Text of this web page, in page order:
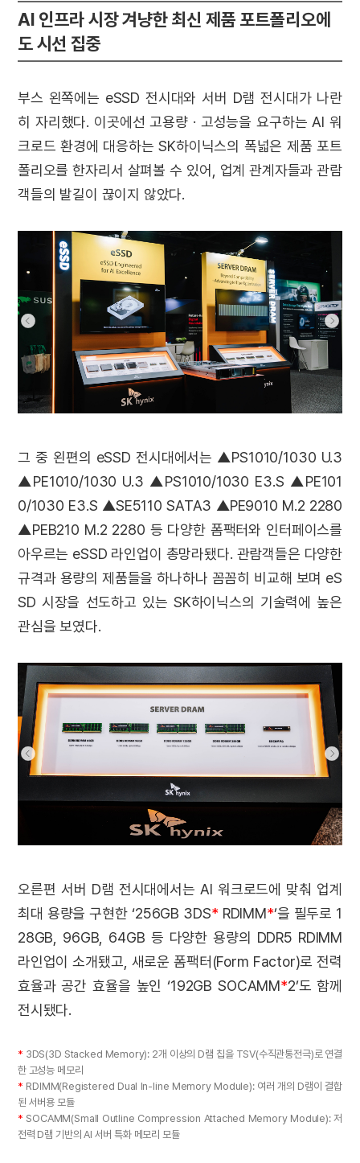
AI 인프라 시장 겨냥한 최신 제품 포트폴리오에
도 시선 집중
부스 왼쪽에는 eSSD 전시대와 서버 D램 전시대가 나란
히 자리했다. 이곳에선 고용량 · 고성능을 요구하는 AI 워
크로드 환경에 대응하는 SK하이닉스의 폭넓은 제품 포트
폴리오를 한자리서 살펴볼 수 있어, 업계 관계자들과 관람
객들의 발길이 끊이지 않았다.
그 중 왼편의 eSSD 전시대에서는 ▲PS1010/1030 U.3
▲PE1010/1030 U.3 ▲PS1010/1030 E3.S ▲PE101
0/1030 E3.S ▲SE5110 SATA3 ▲PE9010 M.2 2280
▲PEB210 M.2 2280 등 다양한 폼팩터와 인터페이스를
아우르는 eSSD 라인업이 총망라됐다. 관람객들은 다양한
규격과 용량의 제품들을 하나하나 꼼꼼히 비교해 보며 eS
SD 시장을 선도하고 있는 SK하이닉스의 기술력에 높은
관심을 보였다.
오른편 서버 D램 전시대에서는 AI 워크로드에 맞춰 업계
최대 용량을 구현한 ‘256GB 3DS*RDIMM*’을 필두로 1
28GB, 96GB, 64GB 등 다양한 용량의 DDR5 RDIMM
라인업이 소개됐고, 새로운 폼팩터(Form Factor)로 전력
효율과 공간 효율을 높인 ‘192GB SOCAMM*2’도 함께
전시됐다.
* 3DS(3D Stacked Memory): 2개 이상의 D램 칩을 TSV(수직관통전극)로 연결
한 고성능 메모리
* RDIMM(Registered Dual In-line Memory Module): 여러 개의 D램이 결합
된 서버용 모듈
* SOCAMM(Small Outline Compression Attached Memory Module): 저
전력 D램 기반의 AI 서버 특화 메모리 모듈